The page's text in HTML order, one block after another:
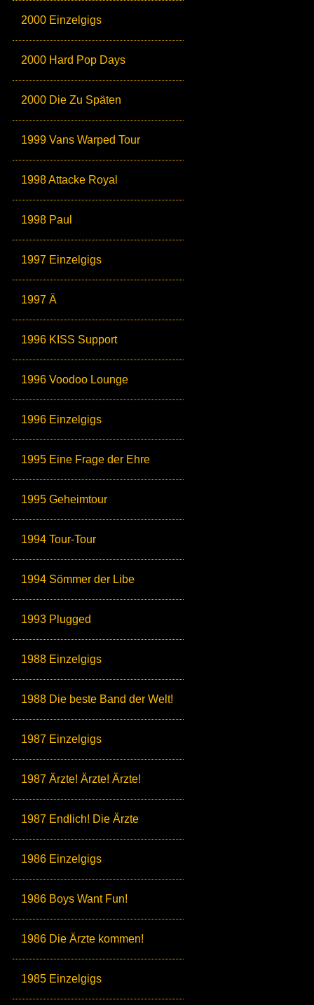
2000 Einzelgigs
2000 Hard Pop Days
2000 Die Zu Späten
1999 Vans Warped Tour
1998 Attacke Royal
1998 Paul
1997 Einzelgigs
1997 Ä
1996 KISS Support
1996 Voodoo Lounge
1996 Einzelgigs
1995 Eine Frage der Ehre
1995 Geheimtour
1994 Tour-Tour
1994 Sömmer der Libe
1993 Plugged
1988 Einzelgigs
1988 Die beste Band der Welt!
1987 Einzelgigs
1987 Ärzte! Ärzte! Ärzte!
1987 Endlich! Die Ärzte
1986 Einzelgigs
1986 Boys Want Fun!
1986 Die Ärzte kommen!
1985 Einzelgigs